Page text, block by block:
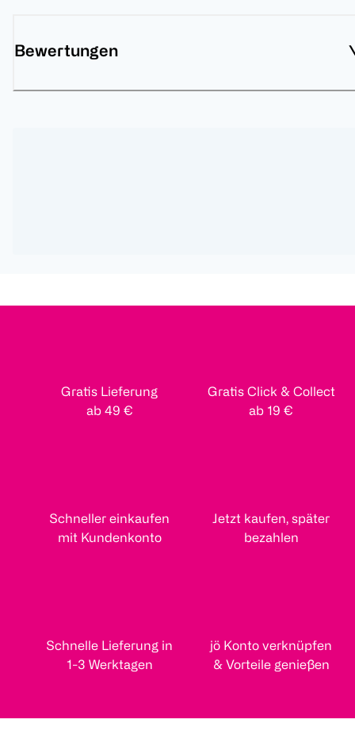
Bewertungen
Gratis Lieferung
ab 49 €
Gratis Click & Collect
ab 19 €
Schneller einkaufen
mit Kundenkonto
Jetzt kaufen, später
bezahlen
Schnelle Lieferung in
1-3 Werktagen
jö Konto verknüpfen
& Vorteile genießen